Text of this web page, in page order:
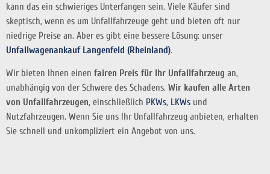
kann das ein schwieriges Unterfangen sein. Viele Käufer sind
skeptisch, wenn es um Unfallfahrzeuge geht und bieten oft nur
niedrige Preise an. Aber es gibt eine bessere Lösung: unser
Unfallwagenankauf Langenfeld (Rheinland).
Wir bieten Ihnen einen fairen Preis für Ihr Unfallfahrzeug an,
unabhängig von der Schwere des Schadens. Wir kaufen alle Arten
von Unfallfahrzeugen, einschließlich PKWs, LKWs und
Nutzfahrzeugen. Wenn Sie uns Ihr Unfallfahrzeug anbieten, erhalten
Sie schnell und unkompliziert ein Angebot von uns.